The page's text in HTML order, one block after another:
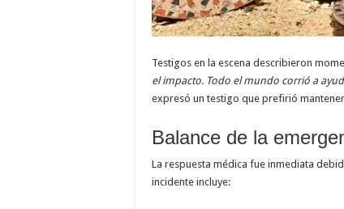
Testigos en la escena describieron
el impacto. Todo el mundo corrió a
expresó un testigo que prefirió
Balance de la
La respuesta médica fue inmediata
incidente incluye: